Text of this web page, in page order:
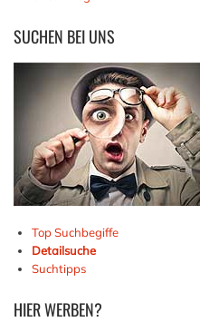
SUCHEN BEI UNS
Top Suchbegiffe
Detailsuche
Suchtipps
HIERWERBEN?